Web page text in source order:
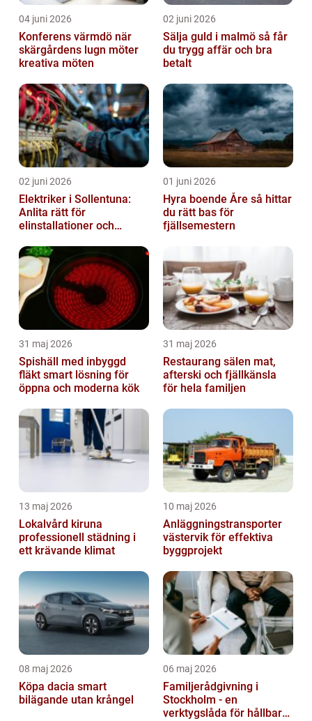
04 juni 2026
Konferens värmdö när
skärgårdens lugn möter
kreativa möten
02 juni 2026
Sälja guld i malmö så får
du trygg affär och bra
betalt
02 juni 2026
Elektriker i Sollentuna:
Anlita rätt för
elinstallationer och
01 juni 2026
Hyra boende Åre så hittar
du rätt bas för
fjällsemestern
31 maj 2026
Spishäll med inbyggd
fläkt smart lösning för
öppna och moderna kök
31 maj 2026
Restaurang sälen mat,
afterski och fjällkänsla
för hela familjen
13 maj 2026
Lokalvård kiruna
professionell städning i
ett krävande klimat
10 maj 2026
Anläggningstransporter
västervik för effektiva
byggprojekt
08 maj 2026
Köpa dacia smart
bilägande utan krångel
06 maj 2026
Familjerådgivning i
Stockholm - en
verktygslåda för hållbara